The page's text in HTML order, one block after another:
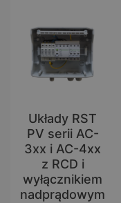
Układy RST
PV serii AC-
3xx i AC-4xx
z RCD i
wyłącznikiem
nadprądowym